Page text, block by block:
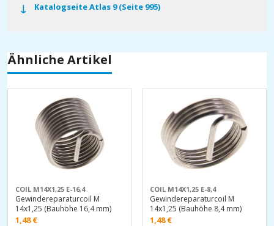
Katalogseite Atlas 9 (Seite 995)
Ähnliche Artikel
COIL M14X1,25 E-16,4
Gewindereparaturcoil M
14x1,25 (Bauhöhe 16,4 mm)
1,48€
COIL M14X1,25 E-8,4
Gewindereparaturcoil M
14x1,25 (Bauhöhe 8,4 mm)
1,48€